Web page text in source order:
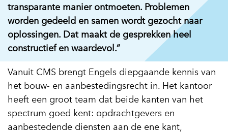
transparante manier ontmoeten. Problemen
worden gedeeld en samen wordt gezocht naar
oplossingen. Dat maakt de gesprekken heel
constructief en waardevol.”
Vanuit CMS brengt Engels diepgaande kennis van
het bouw- en aanbestedingsrecht in. Het kantoor
heeft een groot team dat beide kanten van het
spectrum goed kent: opdrachtgevers en
aanbestedende diensten aan de ene kant,